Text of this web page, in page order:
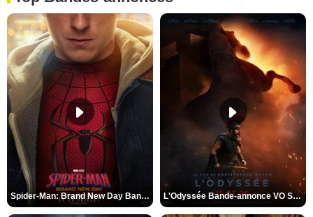
Spider-Man: Brand New Day Bande-annonce VO STFR L'Odyssée Bande-annonce VO STFR